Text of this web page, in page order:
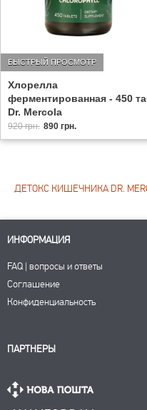
Хлорелла
ферментированная - 450
Dr. Mercola
БЫСТРЫЙ ПРОСМОТР
920 грн. 890 грн.
ДЕТОКС КИШЕЧНИКА DR.
ИНФОРМАЦИЯ
FAQ | вопросы и ответы
Соглашение
Конфиденциальность
ПАРТНЕРЫ